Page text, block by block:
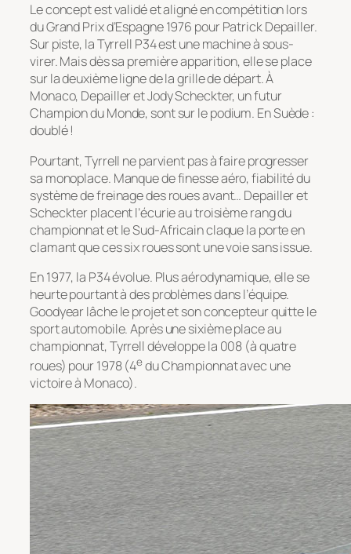
Le concept est validé et aligné en compétition lors
du Grand Prix d’Espagne 1976 pour Patrick Depailler.
Sur piste, la Tyrrell P34 est une machine à sous-
virer. Mais dès sa première apparition, elle se place
sur la deuxième ligne de la grille de départ. À
Monaco, Depailler et Jody Scheckter, un futur
Champion du Monde, sont sur le podium. En Suède :
doublé !
Pourtant, Tyrrell ne parvient pas à faire progresser
sa monoplace. Manque de finesse aéro, fiabilité du
système de freinage des roues avant… Depailler et
Scheckter placent l’écurie au troisième rang du
championnat et le Sud-Africain claque la porte en
clamant que ces six roues sont une voie sans issue.
En 1977, la P34 évolue. Plus aérodynamique, elle se
heurte pourtant à des problèmes dans l’équipe.
Goodyear lâche le projet et son concepteur quitte le
sport automobile. Après une sixième place au
championnat, Tyrrell développe la 008 (à quatre
roues) pour 1978 (4edu Championnat avec une
victoire à Monaco).